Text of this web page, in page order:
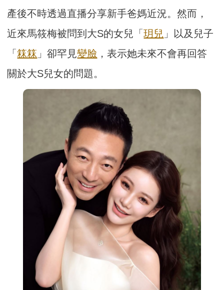
產後不時透過直播分享新手爸媽近況。然而，
近來馬筱梅被問到大S的女兒「玥兒 」以及兒子
「箖箖 」卻罕見變臉 ，表示她未來不會再回答
關於大S兒女的問題。